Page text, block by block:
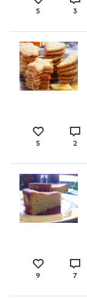
5 3
5 2
9 7